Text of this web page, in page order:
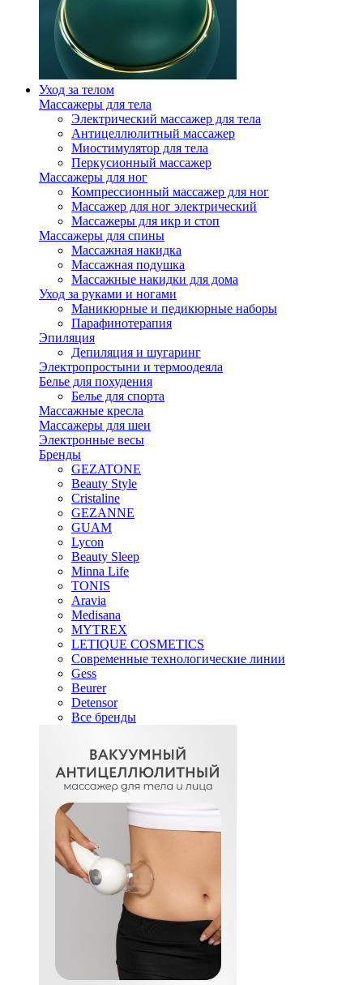
Уход за телом
Массажеры для тела
Электрический массажер для тела
Антицеллюлитный массажер
Миостимулятор для тела
Перкусионный массажер
Массажеры для ног
Компрессионный массажер для ног
Массажер для ног электрический
Массажеры для икр и стоп
Массажеры для спины
Массажная накидка
Массажная подушка
Массажные накидки для дома
Уход за руками и ногами
Маникюрные и педикюрные наборы
Парафинотерапия
Эпиляция
Депиляция и шугаринг
Электропростыни и термоодеяла
Белье для похудения
Белье для спорта
Массажные кресла
Массажеры для шеи
Электронные весы
Бренды
GEZATONE
Beauty Style
Cristaline
GEZANNE
GUAM
Lycon
Beauty Sleep
Minna Life
TONIS
Aravia
Medisana
MYTREX
LETIQUE COSMETICS
Современные технологические линии
Gess
Beurer
Detensor
Все бренды